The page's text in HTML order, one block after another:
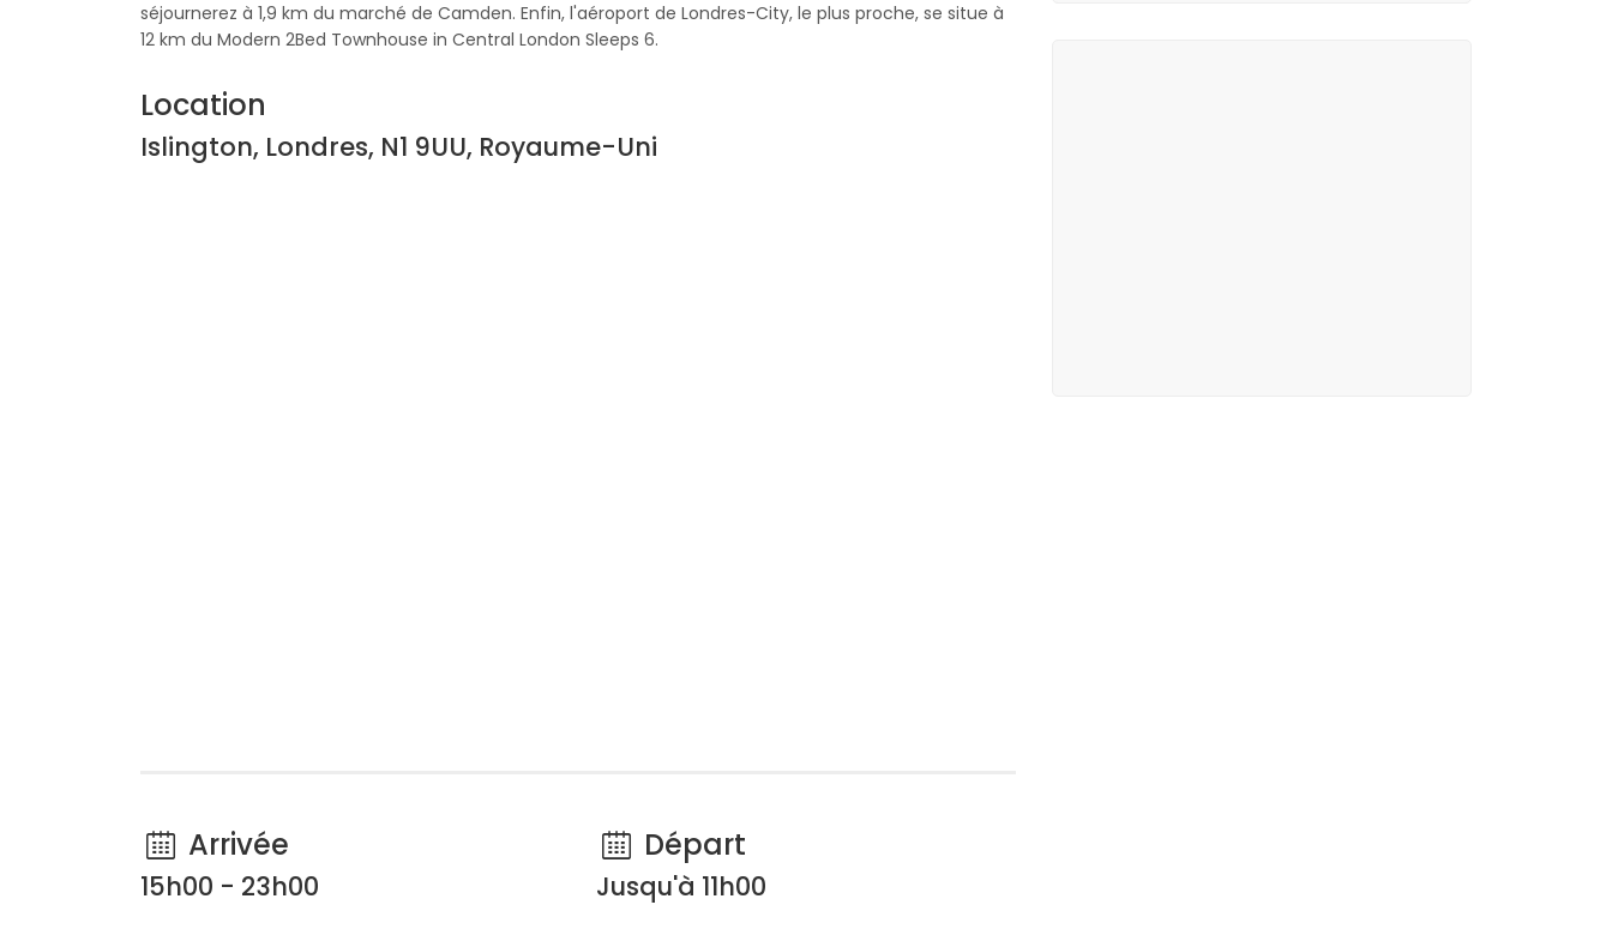
séjournerez à 1,9 km du marché de Camden. Enfin, l'aéroport de Londres-City, le plus proche, se situe à
12 km du Modern 2Bed Townhouse in Central London Sleeps 6.
Location
Islington, Londres, N1 9UU, Royaume-Uni
Arrivée
15h00 - 23h00
Départ
Jusqu'à 11h00